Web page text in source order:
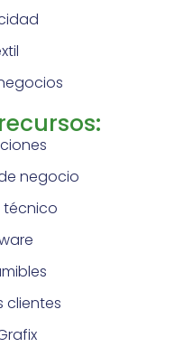
negocio
técnico
clientes